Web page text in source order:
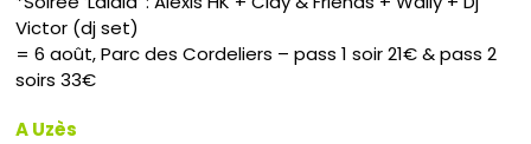
Victor (dj set)
= 6 août, Parc des Cordeliers – pass 1 soir 21€ & pass 2
soirs 33€
A Uzès